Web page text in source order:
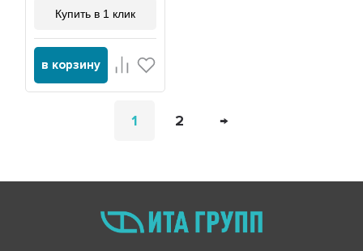
Купить в 1 клик
в корзину
1 2 →